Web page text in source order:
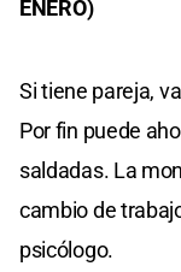
ENERO)
Si tiene pareja,
Por fin puede
saldadas. La
cambio de
psicólogo.